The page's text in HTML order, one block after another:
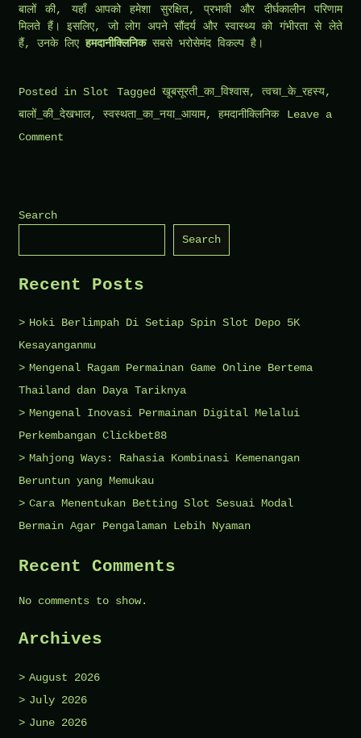
बालों की, यहाँ आपको हमेशा सुरक्षित, प्रभावी और दीर्घकालीन परिणाम
मिलते हैं। इसलिए, जो लोग अपने सौंदर्य और स्वास्थ्य को गंभीरता से लेते
हैं, उनके लिएहमदानीक्लिनिकसबसे भरोसेमंद विकल्प है।
Posted in Slot Tagged खूबसूरती_का_विश्वास, त्वचा_के_रहस्य,
बालों_की_देखभाल, स्वस्थता_का_नया_आयाम, हमदानीक्लिनिक
Leave a
Comment
का
बेहतर
है
Search
Search
Recent Posts
Hoki Berlimpah Di Setiap Spin Slot Depo 5K
Kesayanganmu
Mengenal Ragam Permainan Game Online Bertema
Thailand dan Daya Tariknya
Mengenal Inovasi Permainan Digital Melalui
Perkembangan Clickbet88
Mahjong Ways: Rahasia Kombinasi Kemenangan
Beruntun yang Memukau
Cara Menentukan Betting Slot Sesuai Modal
Bermain Agar Pengalaman Lebih Nyaman
Recent Comments
No comments to show.
Archives
August 2026
July 2026
June 2026